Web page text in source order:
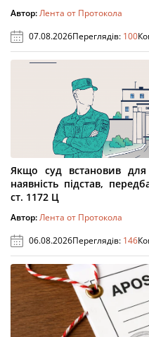
Автор:Лента от Протокола
07.08.2026Переглядів: 100
Якщо суд встановив
наявність підстав,
ст. 1172 Ц
Автор:Лента от Протокола
06.08.2026Переглядів: 146